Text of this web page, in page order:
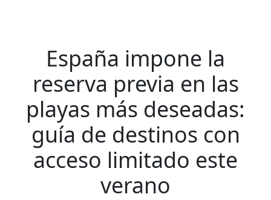
España impone la
reserva previa en las
playas más deseadas:
guía de destinos con
acceso limitado este
verano